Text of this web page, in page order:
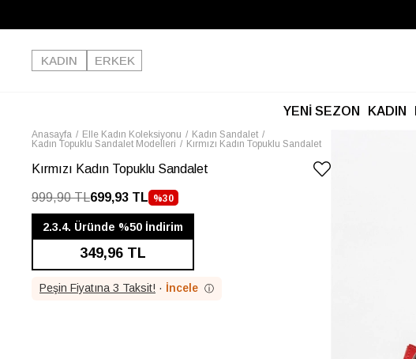
KADIN
ERKEK
YENİ SEZON KADIN
Anasayfa Elle Kadın Koleksiyonu
Kadın Sandalet
Kadın Topuklu Sandalet Modelleri
Kırmızı Kadın Topuklu Sandalet
Kırmızı Kadın Topuklu Sandalet
999,90 TL699,93 TL %30
İNDIRIM
2.3.4. Üründe %50 İndirim
349,96 TL
Peşin Fiyatına 3 Taksit! · İncele ⓘ